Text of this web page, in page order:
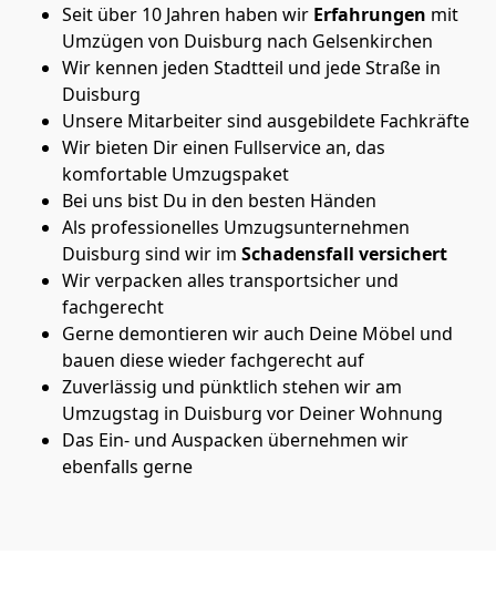
Seit über 10 Jahren haben wir Erfahrungen mit
Umzügen von Duisburg nach Gelsenkirchen
Wir kennen jeden Stadtteil und jede Straße in
Duisburg
Unsere Mitarbeiter sind ausgebildete Fachkräfte
Wir bieten Dir einen Fullservice an, das
komfortable Umzugspaket
Bei uns bist Du in den besten Händen
Als professionelles Umzugsunternehmen
Duisburg sind wir im Schadensfall versichert
Wir verpacken alles transportsicher und
fachgerecht
Gerne demontieren wir auch Deine Möbel und
bauen diese wieder fachgerecht auf
Zuverlässig und pünktlich stehen wir am
Umzugstag in Duisburg vor Deiner Wohnung
Das Ein- und Auspacken übernehmen wir
ebenfalls gerne